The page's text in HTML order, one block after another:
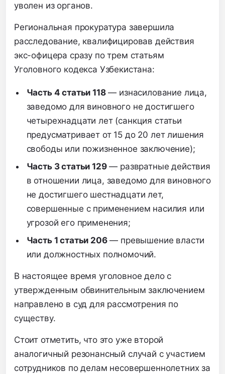
уволен из органов.
Региональная прокуратура завершила
расследование, квалифицировав действия
экс-офицера сразу по трем статьям
Уголовного кодекса Узбекистана:
Часть 4 статьи 118— изнасилование лица,
заведомо для виновного не достигшего
четырехнадцати лет (санкция статьи
предусматривает от 15 до 20 лет лишения
свободы или пожизненное заключение);
Часть 3 статьи 129— развратные действия
в отношении лица, заведомо для виновного
не достигшего шестнадцати лет,
совершенные с применением насилия или
угрозой его применения;
Часть 1 статьи 206— превышение власти
или должностных полномочий.
В настоящее время уголовное дело с
утвержденным обвинительным заключением
направлено в суд для рассмотрения по
существу.
Стоит отметить, что это уже второй
аналогичный резонансный случай с участием
сотрудников по делам несовершеннолетних за